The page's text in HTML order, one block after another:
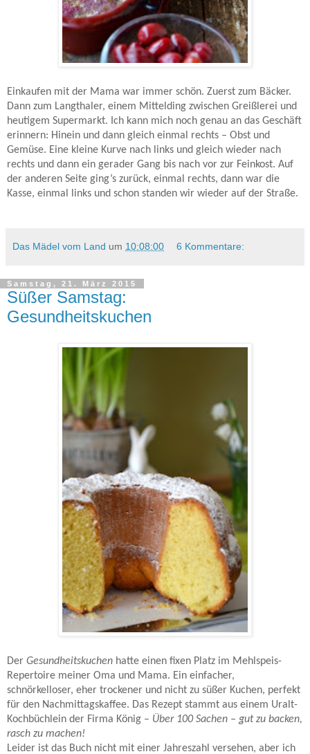
Einkaufen mit der Mama war immer schön. Zuerst zum Bäcker.
Dann zum Langthaler, einem Mittelding zwischen Greißlerei und
heutigem Supermarkt. Ich kann mich noch genau an das Geschäft
erinnern: Hinein und dann gleich einmal rechts – Obst und
Gemüse. Eine kleine Kurve nach links und gleich wieder nach
rechts und dann ein gerader Gang bis nach vor zur Feinkost. Auf
der anderen Seite ging’s zurück, einmal rechts, dann war die
Kasse, einmal links und schon standen wir wieder auf der Straße.
Das Mädel vom Land um 10:08:00 6 Kommentare:
Samstag, 21. März 2015
Süßer Samstag:
Gesundheitskuchen
Der Gesundheitskuchen hatte einen fixen Platz im Mehlspeis-
Repertoire meiner Oma und Mama. Ein einfacher,
schnörkelloser, eher trockener und nicht zu süßer Kuchen, perfekt
für den Nachmittagskaffee. Das Rezept stammt aus einem Uralt-
Kochbüchlein der Firma König – Über 100 Sachen – gut zu backen,
rasch zu machen!
Leider ist das Buch nicht mit einer Jahreszahl versehen, aber ich